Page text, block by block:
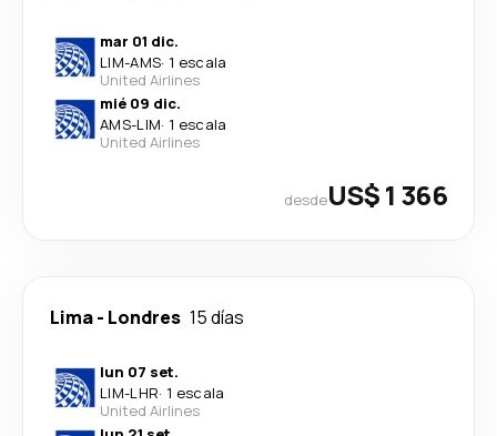
mar 01 dic.
LIM-AMS· 1 escala
United Airlines
mié 09 dic.
AMS-LIM· 1 escala
United Airlines
desdeUS$ 1 366
Lima- Londres 15 días
lun 07 set.
LIM-LHR· 1 escala
United Airlines